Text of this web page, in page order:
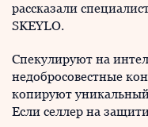
рассказали
SKEYLO.
Спекулируют на
недобросовестные
копируют
Если селлер на